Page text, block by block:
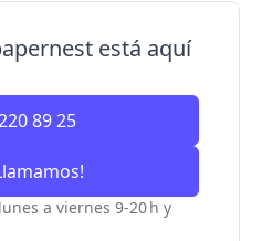
está aquí
89 25
a viernes 9-20 h y